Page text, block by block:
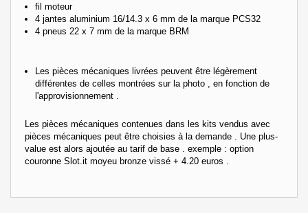
fil moteur
4 jantes aluminium 16/14.3 x 6 mm de la marque PCS32
4 pneus 22 x 7 mm de la marque BRM
Les pièces mécaniques livrées peuvent être légèrement
différentes de celles montrées sur la photo , en fonction de
l'approvisionnement .
Les pièces mécaniques contenues dans les kits vendus avec
pièces mécaniques peut être choisies à la demande . Une plus-
value est alors ajoutée au tarif de base . exemple : option
couronne Slot.it moyeu bronze vissé + 4.20 euros .